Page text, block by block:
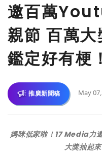
邀百萬
親節 百萬
鑑定好有梗！
推廣新聞稿 May
媽咪低家啦！17 Media力
大獎抽起